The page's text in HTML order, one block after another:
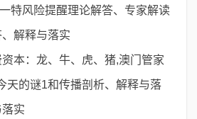
特风险提醒理论解答、专家解读
解释与落实
本：龙、牛、虎、猪,澳门管家
天的谜1和传播剖析、解释与落
实